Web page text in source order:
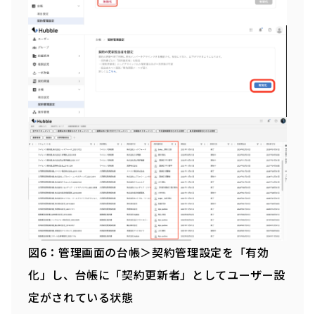
図6：管理画面の台帳＞契約管理設定を「有効
化」し、台帳に「契約更新者」としてユーザー設
定がされている状態